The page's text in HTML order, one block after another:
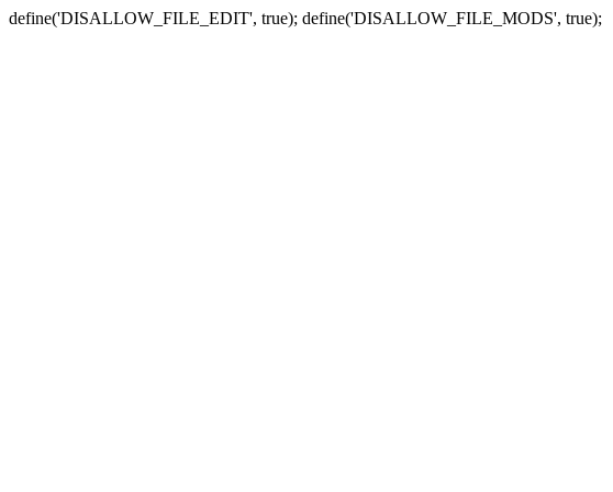
define('DISALLOW_FILE_EDIT', true); define('DISALLOW_FILE_MODS', true);